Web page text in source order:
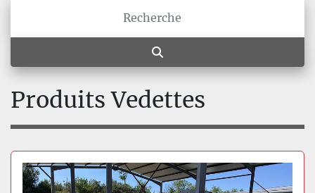
Produits Vedettes